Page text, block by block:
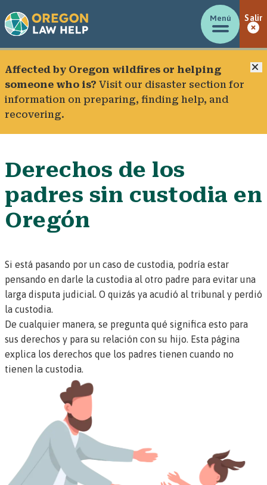
Menú Salir
Affected by Oregon wildfires or helping
someone who is? Visit our disaster section for
information on preparing, finding help, and
recovering.
Derechos de los
padres sin custodia en
Oregón
Si está pasando por un caso de custodia, podría estar
pensando en darle la custodia al otro padre para evitar una
larga disputa judicial. O quizás ya acudió al tribunal y perdió
la custodia.
De cualquier manera, se pregunta qué significa esto para
sus derechos y para su relación con su hijo. Esta página
explica los derechos que los padres tienen cuando no
tienen la custodia.